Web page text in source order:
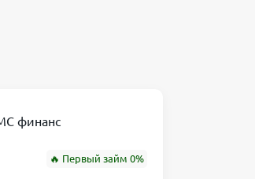
финанс
🔥 Первый займ 0%